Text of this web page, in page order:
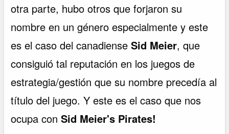
otra parte, hubo otros que forjaron su
nombre en un género especialmente y este
es el caso del canadienseSid Meier, que
consiguió tal reputación en los juegos de
estrategia/gestión que su nombre precedía al
título del juego. Y este es el caso que nos
ocupa conSid Meier's Pirates!